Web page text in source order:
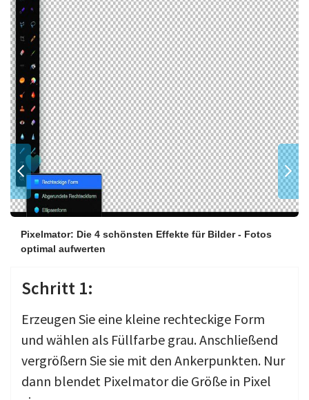
Pixelmator: Die 4 schönsten Effekte für Bilder - Fotos
optimal aufwerten
Schritt 1:
Erzeugen Sie eine kleine rechteckige Form
und wählen als Füllfarbe grau. Anschließend
vergrößern Sie sie mit den Ankerpunkten. Nur
dann blendet Pixelmator die Größe in Pixel